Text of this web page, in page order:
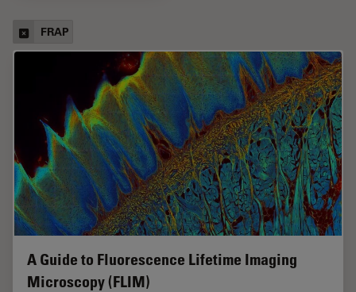
FRAP
A Guide to Fluorescence Lifetime Imaging
Microscopy (FLIM)